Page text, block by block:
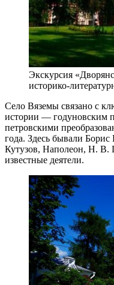
Экскурсия
историко-
Село Вяземы связано с
истории — годуновским
петровскими
года. Здесь бывали
Кутузов, Наполеон, Н. В.
известные деятели.